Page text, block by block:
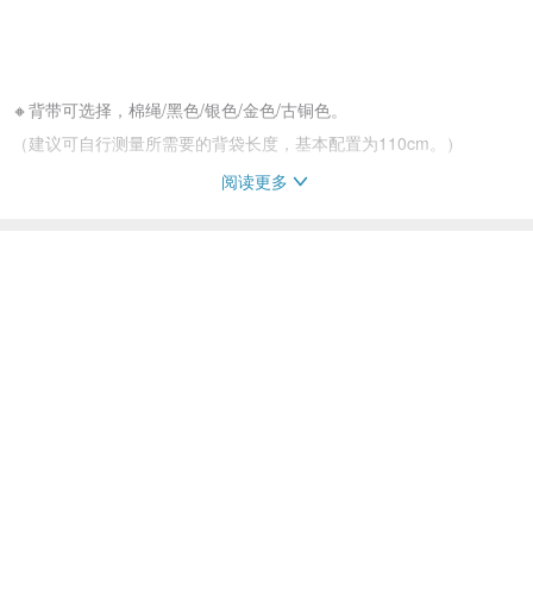
🔸背带可选择，棉绳/黑色/银色/金色/古铜色。
（建议可自行测量所需要的背袋长度，基本配置为110cm。）
阅读更多